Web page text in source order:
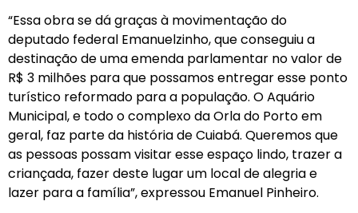
“Essa obra se dá graças à movimentação do
deputado federal Emanuelzinho, que conseguiu a
destinação de uma emenda parlamentar no valor de
R$ 3 milhões para que possamos entregar esse ponto
turístico reformado para a população. O Aquário
Municipal, e todo o complexo da Orla do Porto em
geral, faz parte da história de Cuiabá. Queremos que
as pessoas possam visitar esse espaço lindo, trazer a
criançada, fazer deste lugar um local de alegria e
lazer para a família”, expressou Emanuel Pinheiro.